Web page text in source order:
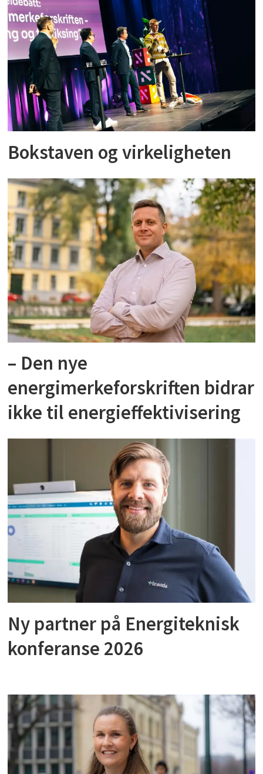
Bokstaven og virkeligheten
– Den nye
energimerkeforskriften bidrar
ikke til energieffektivisering
Ny partner på Energiteknisk
konferanse 2026